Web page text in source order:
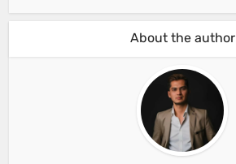
About the author